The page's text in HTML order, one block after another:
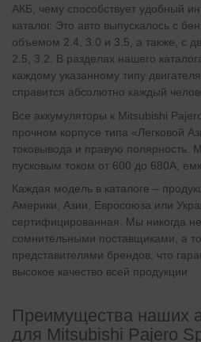
АКБ, чему способствует удобный
каталог. Это авто выпускалось с
объемом 2.4, 3.0 и 3.5, а также, с
2.5, 3.2. В разделах нашего
каждому указанному типу
справится абсолютно каждый
Все аккумуляторы к Mitsubishi
прочном корпусе типа «Легковой
токовывода и правую полярность.
пусковым током от 600 до 680А,
Каждая модель в каталоге –
Америки, Азии, Евросоюза или
сертифицированная. Мы никогда
сомнительными поставщиками, а
представителями брендов, что
высокое качество всей продукции
Преимущества наших
для Mitsubishi Pajero